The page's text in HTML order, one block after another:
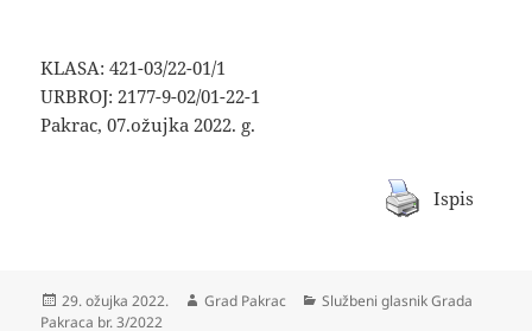
KLASA: 421-03/22-01/1
URBROJ: 2177-9-02/01-22-1
Pakrac, 07.ožujka 2022. g.
Ispis
Objavljeno
dana
29. ožujka 2022. Autor
Grad Pakrac Kategorije
Službeni glasnik Grada
Pakraca br. 3/2022